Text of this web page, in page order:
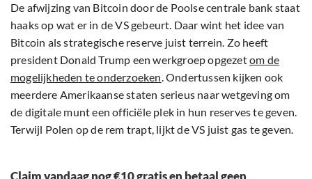
De afwijzing van Bitcoin door de Poolse centrale bank staat
haaks op wat er in de VS gebeurt. Daar wint het idee van
Bitcoin als strategische reserve juist terrein. Zo heeft
president Donald Trump een werkgroep opgezetom de
mogelijkheden te onderzoeken. Ondertussen kijken ook
meerdere Amerikaanse staten serieus naar wetgeving om
de digitale munt een officiële plek in hun reserves te geven.
Terwijl Polen op de rem trapt, lijkt de VS juist gas te geven.
Claim vandaag nog €10 gratis en betaal geen